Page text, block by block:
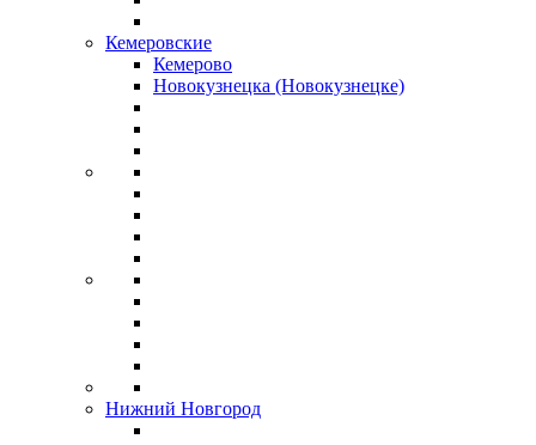
Кемеровские
Кемерово
Новокузнецка (Новокузнецке)
Нижний Новгород